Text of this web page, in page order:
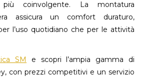
più coinvolgente. La montatura
assicura un comfort duraturo,
l’uso quotidiano che per le attività
SM
e scopri l’ampia gamma di
con prezzi competitivi e un servizio